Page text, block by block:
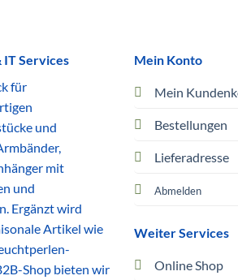
IT Services
für
und
mit
und
Ergänzt wird
Artikel wie
Shop bieten wir
Mein Konto
Mein
Bestellungen
Lieferadresse
Abmelden
Weiter Services
Online Shop